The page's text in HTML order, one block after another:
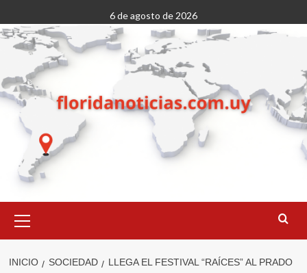
al
contenido
6 de agosto de 2026
primario
INICIO SOCIEDAD
LLEGA EL FESTIVAL “RAÍCES” AL PRADO